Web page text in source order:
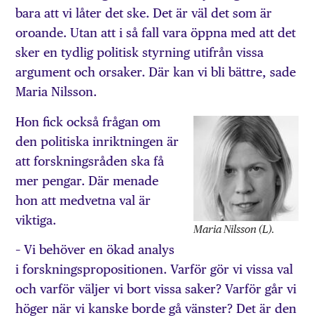
bara att vi låter det ske. Det är väl det som är
oroande. Utan att i så fall vara öppna med att det
sker en tydlig politisk styrning utifrån vissa
argument och orsaker. Där kan vi bli bättre, sade
Maria Nilsson.
Maria Nilsson (L).
Hon fick också frågan om
den politiska inriktningen är
att forskningsråden ska få
mer pengar. Där menade
hon att medvetna val är
viktiga.
– Vi behöver en ökad analys
i forskningspropositionen. Varför gör vi vissa val
och varför väljer vi bort vissa saker? Varför går vi
höger när vi kanske borde gå vänster? Det är den